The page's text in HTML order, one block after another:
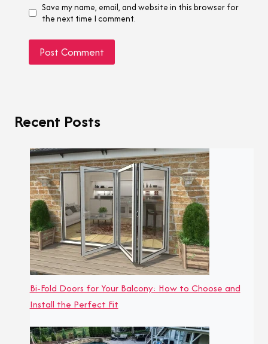
Save my name, email, and website in this browser for
the next time I comment.
Recent Posts
Bi-Fold Doors for Your Balcony: How to Choose and
Install the Perfect Fit